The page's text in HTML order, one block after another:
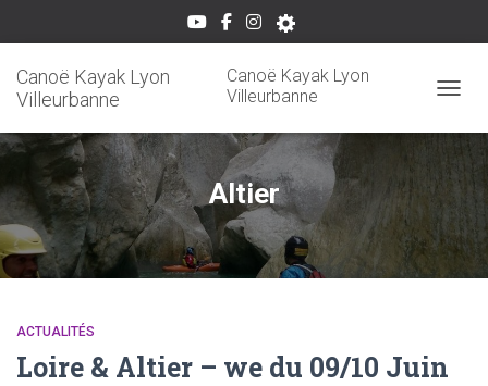
Canoë Kayak Lyon
Villeurbanne
Canoë Kayak Lyon
Villeurbanne
Altier
ACTUALITÉS
Loire & Altier – we du 09/10 Juin